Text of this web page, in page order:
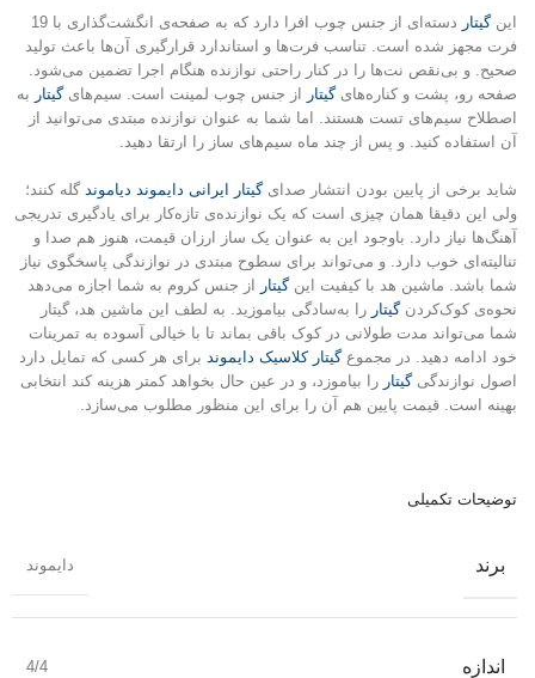
اینگیتار
دسته‌ای از جنس چوب افرا دارد که به صفحه‌ی انگشت‌گذاری با 19
فرت مجهز شده است. تناسب فرت‌ها و استاندارد قرارگیری آن‌ها باعث تولید
صحیح. و بی‌نقص نت‌ها را در کنار راحتی نوازنده هنگام اجرا تضمین می‌شود.
صفحه رو، پشت و کناره‌هایگیتار از جنس چوب لمینت است. سیم‌هایگیتار به
اصطلاح سیم‌های تست هستند. اما شما به عنوان نوازنده مبتدی می‌توانید از
آن استفاده کنید. و پس از چند ماه سیم‌های ساز را ارتقا دهید.
شاید برخی از پایین بودن انتشار صدایگیتار ایرانی دایموند دیاموند گله کنند؛
ولی این دقیقا همان چیزی است که یک نوازنده‌ی تازه‌کار برای یادگیری تدریجی
آهنگ‌ها نیاز دارد. باوجود این به عنوان یک ساز ارزان قیمت، هنوز هم صدا و
تنالیته‌ای خوب دارد. و می‌تواند برای سطوح مبتدی در نوازندگی پاسخگوی نیاز
شما باشد. ماشین هد با کیفیت اینگیتار
از جنس کروم به شما اجازه می‌دهد
نحوه‌ی کوک‌کردنگیتار را به‌سادگی بیاموزید. به لطف این ماشین هد، گیتار
شما می‌تواند مدت طولانی در کوک باقی بماند تا با خیالی آسوده به تمرینات
خود ادامه دهید. در مجموعگیتار کلاسیک دایموند برای هر کسی که تمایل دارد
اصول نوازندگیگیتار را بیاموزد، و در عین حال بخواهد کمتر هزینه کند انتخابی
بهینه است. قیمت پایین هم آن را برای این منظور مطلوب می‌سازد.
توضیحات تکمیلی
برند دایموند
اندازه 4/4